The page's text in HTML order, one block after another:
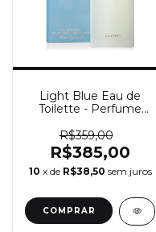
Light Blue Eau de
Toilette - Perfume
Gabbana
R$359,00
R$385,00
10 x de R$38,50 sem juros
COMPRAR